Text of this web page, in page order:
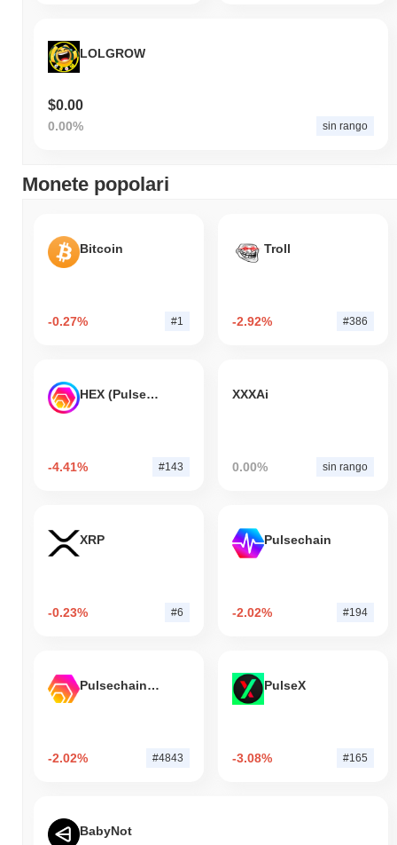
LOLGROW
$0.00
0.00% sin rango
Monete popolari
Bitcoin
-0.27% #1
Troll
-2.92% #386
HEX (Pulsechain)
-4.41% #143
XXXAi
0.00% sin rango
XRP
-0.23% #6
Pulsechain
-2.02% #194
Pulsechain Bridged HEX (Pulsechain)
-2.02% #4843
PulseX
-3.08% #165
BabyNot